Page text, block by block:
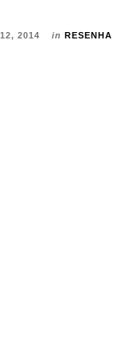
2014 in RESENHA